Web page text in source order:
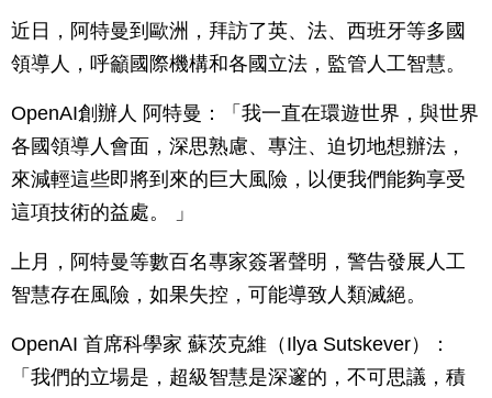
近日，阿特曼到歐洲，拜訪了英、法、西班牙等多國
領導人，呼籲國際機構和各國立法，監管人工智慧。
OpenAI創辦人 阿特曼：「我一直在環遊世界，與世界
各國領導人會面，深思熟慮、專注、迫切地想辦法，
來減輕這些即將到來的巨大風險，以便我們能夠享受
這項技術的益處。 」
上月，阿特曼等數百名專家簽署聲明，警告發展人工
智慧存在風險，如果失控，可能導致人類滅絕。
OpenAI 首席科學家 蘇茨克維（Ilya Sutskever）：
「我們的立場是，超級智慧是深邃的，不可思議，積